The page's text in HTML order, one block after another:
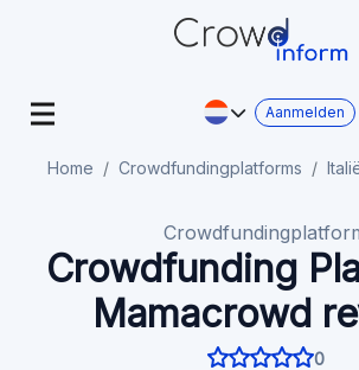
Aanmelden
Home Crowdfundingplatforms
Crowdfunding
Mamacrowd
0